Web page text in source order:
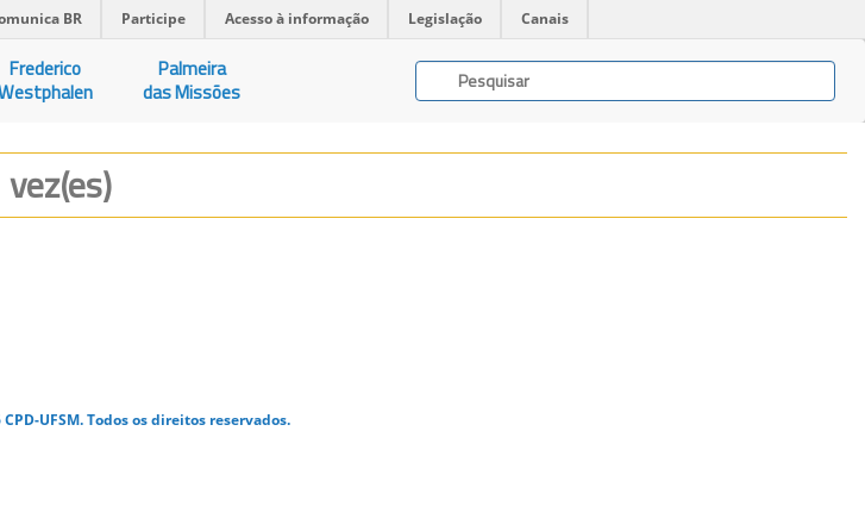
BR Participe Acesso à informação Legislação Canais
Frederico
Palmeira
das Missões
UFSM. Todos os direitos reservados.